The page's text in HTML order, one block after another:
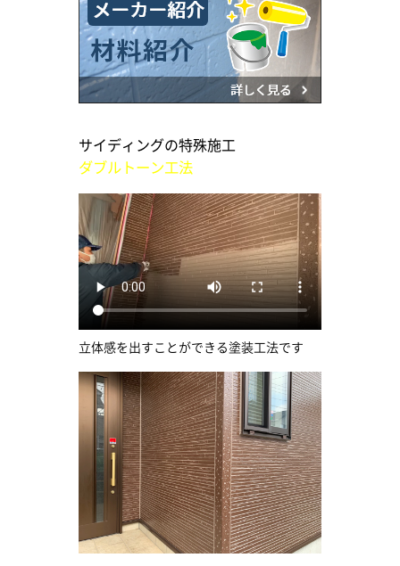
サイディングの特殊施工
ダブルトーン工法
立体感を出すことができる塗装工法です